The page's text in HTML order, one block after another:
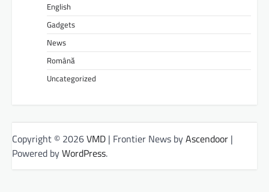
English
Gadgets
News
Română
Uncategorized
Copyright © 2026VMD | Frontier News byAscendoor |
Powered byWordPress.